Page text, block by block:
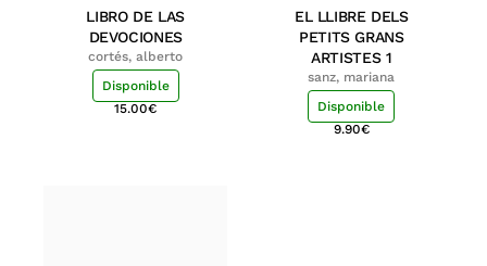
LIBRO DE LAS
DEVOCIONES
cortés, alberto
Disponible
15.00€
EL LLIBRE DELS
PETITS GRANS
ARTISTES 1
sanz, mariana
Disponible
9.90€